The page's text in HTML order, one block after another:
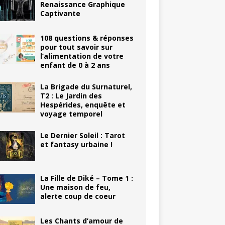
Renaissance Graphique
Captivante
108 questions & réponses
pour tout savoir sur
l’alimentation de votre
enfant de 0 à 2 ans
La Brigade du Surnaturel,
T2 : Le Jardin des
Hespérides, enquête et
voyage temporel
Le Dernier Soleil : Tarot
et fantasy urbaine !
La Fille de Diké – Tome 1 :
Une maison de feu,
alerte coup de coeur
Les Chants d’amour de